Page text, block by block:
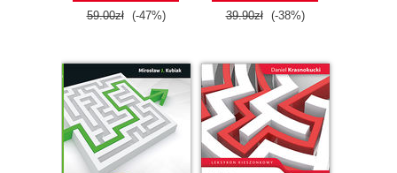
59.00zł (-47%) 39.90zł (-38%)